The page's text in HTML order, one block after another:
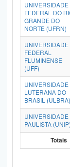
UNIVERSIDADE
FEDERAL DO
GRANDE DO
NORTE (UFRN)
UNIVERSIDADE
FEDERAL
FLUMINENSE
(UFF)
UNIVERSIDADE
LUTERANA DO
BRASIL (ULBRA)
UNIVERSIDADE
PAULISTA (UNIP)
Totais